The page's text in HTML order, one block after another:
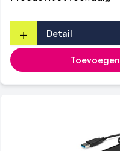
+ Detail
Toevoegen